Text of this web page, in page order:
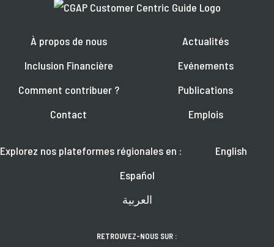
À propos de nous
Inclusion Financière
Comment contribuer ?
Contact
Actualités
Evénements
Publications
Emplois
Explorez nos plateformes régionales en :
English
Español
العربية
RETROUVEZ-NOUS SUR :